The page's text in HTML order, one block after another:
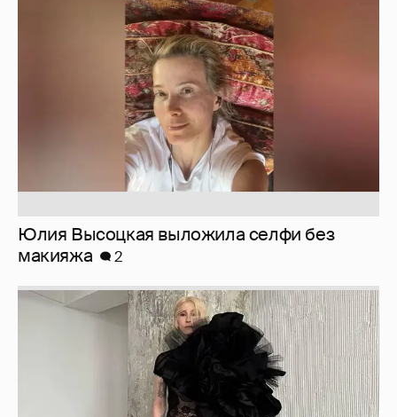
Юлия Высоцкая выложила селфи без
Журналистка Сулим примерила новый